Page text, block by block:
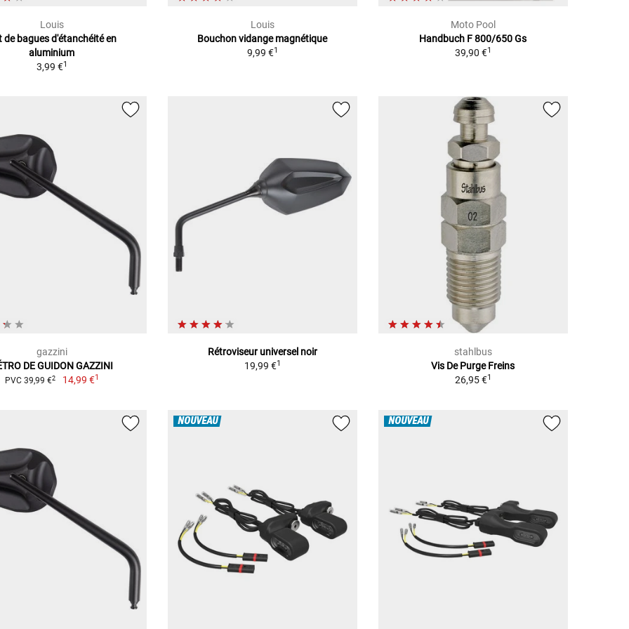
Louis
de bagues d'étanchéité en
aluminium
3,99 €1
Louis
Bouchon vidange magnétique
9,99 €1
Moto Pool
Handbuch F 800/650 Gs
39,90 €1
gazzini
DE GUIDON GAZZINI
PVC 39,99 €2 14,99 €1
Rétroviseur universel noir
19,99 €1
stahlbus
Vis De Purge Freins
26,95 €1
NOUVEAU NOUVEAU